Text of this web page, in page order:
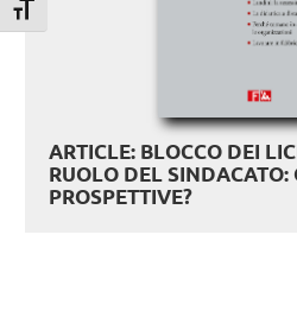
Attiva/disattiva dimensione testo
ARTICLE: BLOCCO DEI
RUOLO DEL SINDACATO:
PROSPETTIVE?